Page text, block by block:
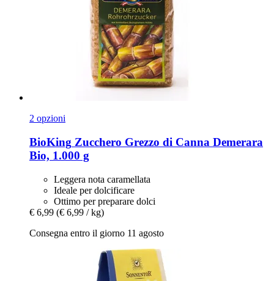
2 opzioni
BioKing Zucchero Grezzo di Canna Demerara
Bio, 1.000 g
Leggera nota caramellata
Ideale per dolcificare
Ottimo per preparare dolci
€ 6,99 (€ 6,99 / kg)
Consegna entro il giorno 11 agosto